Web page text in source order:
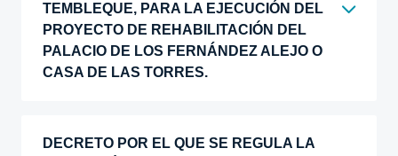
TEMBLEQUE, PARA LA EJECUCIÓN DEL
PROYECTO DE REHABILITACIÓN DEL
PALACIO DE LOS FERNÁNDEZ ALEJO O
CASA DE LAS TORRES.
DECRETO POR EL QUE SE REGULA LA